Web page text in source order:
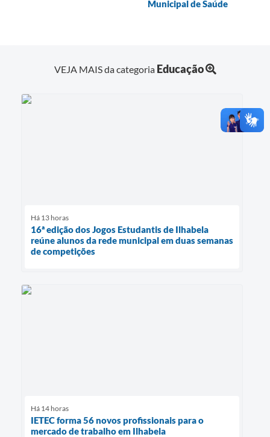
Municipal de Saúde
VEJA MAIS da categoria Educação
Há 13 horas
16ª edição dos Jogos Estudantis de Ilhabela
reúne alunos da rede municipal em duas semanas
de competições
Há 14 horas
IETEC forma 56 novos profissionais para o
mercado de trabalho em Ilhabela